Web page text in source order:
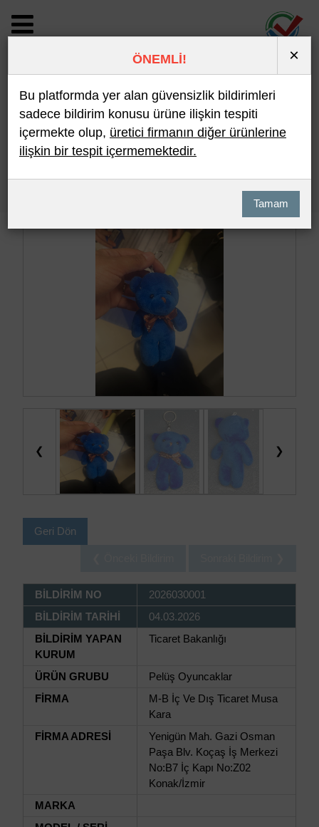
BİLDİRİM DETAYI
Son 10 Bildirim En Çok İncelenen
❮ ❯
Geri Dön
BİLDİRİM NO
2026030001
BİLDİRİM TARİHİ
04.03.2026
BİLDİRİM YAPAN
KURUM
Ticaret Bakanlığı
ÜRÜN GRUBU
Pelüş Oyuncaklar
FİRMA
M-B İç Ve Dış Ticaret Musa
Kara
FİRMA ADRESİ
Yenigün Mah. Gazi Osman
Paşa Blv. Koçaş İş Merkezi
No:B7 İç Kapı No:Z02
Konak/İzmir
MARKA
ÖNEMLİ! ×
Bu platformda yer alan güvensizlik bildirimleri
sadece bildirim konusu ürüne ilişkin tespiti
içermekte olup, üretici firmanın diğer ürünlerine
ilişkin bir tespit içermemektedir.
Tamam